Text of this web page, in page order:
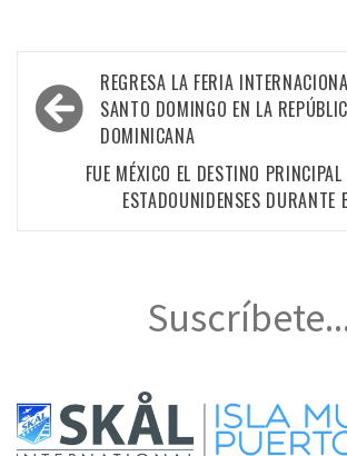
Navegación
de
entradas
REGRESA LA FERIA
SANTO DOMINGO EN LA
DOMINICANA
FUE MÉXICO EL DESTINO PRINCIPAL
ESTADOUNIDENSES DURANTE